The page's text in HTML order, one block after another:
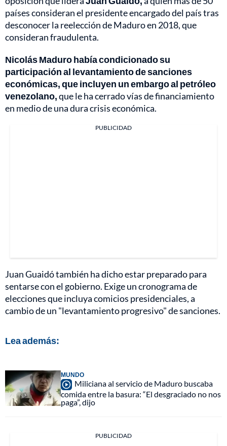
países consideran el presidente encargado del país tras
desconocer la reelección de Maduro en 2018, que
consideran fraudulenta.
Nicolás Maduro había condicionado su
participación al levantamiento de sanciones
económicas, que incluyen un embargo al petróleo
venezolano,que le ha cerrado vías de financiamiento
en medio de una dura crisis económica.
PUBLICIDAD
Juan Guaidó también ha dicho estar preparado para
sentarse con el gobierno. Exige un cronograma de
elecciones que incluya comicios presidenciales, a
cambio de un "levantamiento progresivo" de sanciones.
Lea además:
MUNDO
Miliciana al servicio de Maduro buscaba
comida entre la basura: “El desgraciado no nos
paga”, dijo
PUBLICIDAD